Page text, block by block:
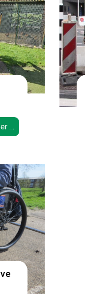
…